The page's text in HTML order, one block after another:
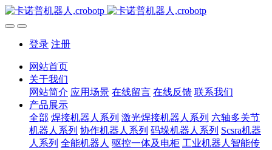
登录 注册
网站首页
关于我们
网站简介 应用场景 在线留言 在线反馈 联系我们
产品展示
全部 焊接机器人系列 激光焊接机器人系列 六轴多关节
机器人系列 协作机器人系列 码垛机器人系列 Scsra机器
人系列 全能机器人 驱控一体及电柜 工业机器人智能传